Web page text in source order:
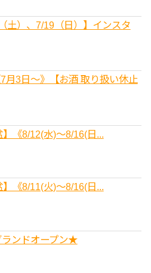
）、7/19（日）】インスタ
月3日～》【お酒 取り扱い休止
《8/12(水)～8/16(日...
《8/11(火)～8/16(日...
ンドオープン★